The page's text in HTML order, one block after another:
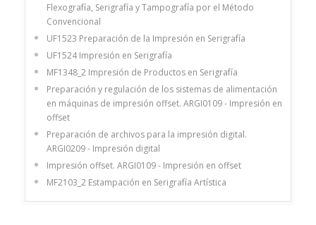
Flexografía, Serigrafía y Tampografía por el Método
Convencional
UF1523 Preparación de la Impresión en Serigrafía
UF1524 Impresión en Serigrafía
MF1348_2 Impresión de Productos en Serigrafía
Preparación y regulación de los sistemas de alimentación
en máquinas de impresión offset. ARGI0109 - Impresión en
offset
Preparación de archivos para la impresión digital.
ARGI0209 - Impresión digital
Impresión offset. ARGI0109 - Impresión en offset
MF2103_2 Estampación en Serigrafía Artística